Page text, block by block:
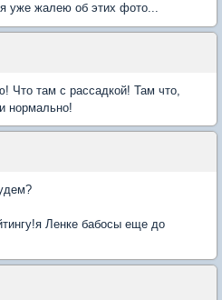
я уже жалею об этих фото...
Что там с рассадкой! Там что,
нормально!
Ленке бабосы еще до